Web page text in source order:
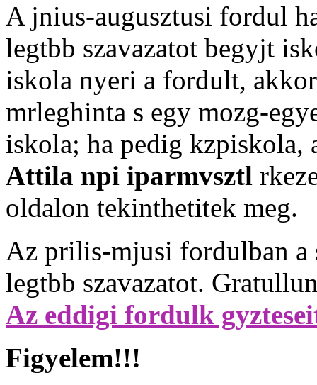
A jnius-augusztusi fordul
legtbb szavazatot begyjt
iskola nyeri a fordult,
mrleghinta s egy mozg-
iskola; ha pedig
Attila npi iparmvsztl
oldalon tekinthetitek meg.
Az prilis-mjusi fordulban a
legtbb szavazatot.
Az eddigi fordulk
Figyelem!!!